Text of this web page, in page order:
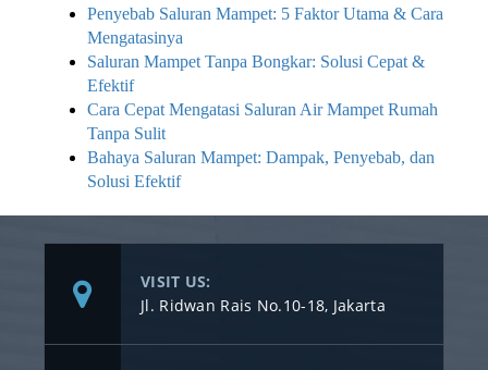
Penyebab Saluran Mampet: 5 Faktor Utama & Cara
Mengatasinya
Saluran Mampet Tanpa Bongkar: Solusi Cepat &
Efektif
Cara Cepat Mengatasi Saluran Air Mampet Rumah
Tanpa Sulit
Bahaya Saluran Mampet: Dampak, Penyebab, dan
Solusi Efektif
VISIT US:
Jl. Ridwan Rais No.10-18, Jakarta